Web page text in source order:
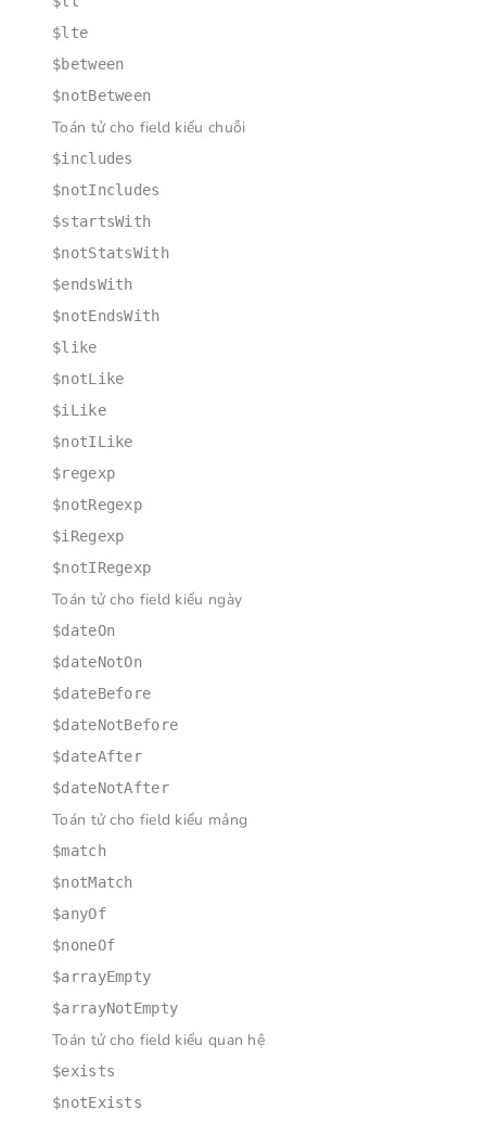
$lte
$between
$notBetween
Toán tử cho field kiểu chuỗi
$includes
$notIncludes
$startsWith
$notStatsWith
$endsWith
$notEndsWith
$like
$notLike
$iLike
$notILike
$regexp
$notRegexp
$iRegexp
$notIRegexp
Toán tử cho field kiểu ngày
$dateOn
$dateNotOn
$dateBefore
$dateNotBefore
$dateAfter
$dateNotAfter
Toán tử cho field kiểu mảng
$match
$notMatch
$anyOf
$noneOf
$arrayEmpty
$arrayNotEmpty
Toán tử cho field kiểu quan hệ
$exists
$notExists